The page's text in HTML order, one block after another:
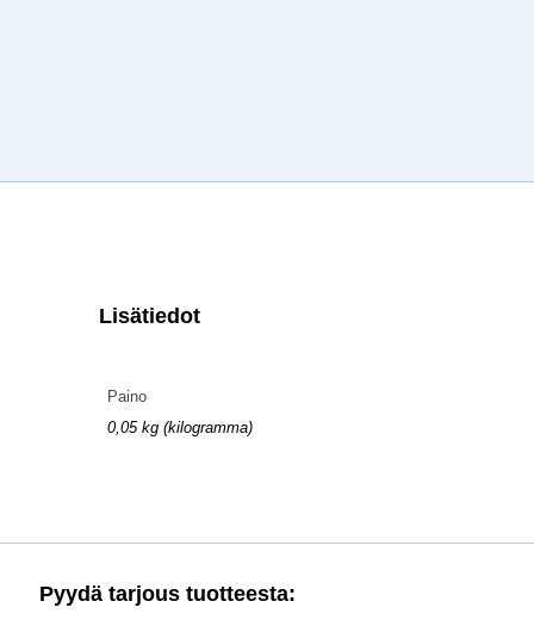
Lisätiedot
Paino
0,05 kg (kilogramma)
Pyydä tarjous tuotteesta: